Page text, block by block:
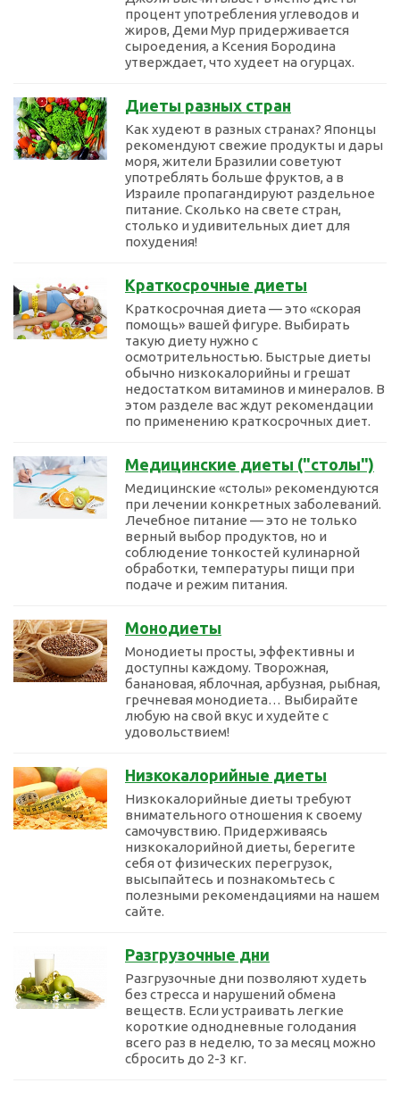
процент употребления углеводов и
жиров, Деми Мур придерживается
сыроедения, а Ксения Бородина
утверждает, что худеет на огурцах.
Диеты разных стран
Как худеют в разных странах? Японцы
рекомендуют свежие продукты и дары
моря, жители Бразилии советуют
употреблять больше фруктов, а в
Израиле пропагандируют раздельное
питание. Сколько на свете стран,
столько и удивительных диет для
похудения!
Краткосрочные диеты
Краткосрочная диета — это «скорая
помощь» вашей фигуре. Выбирать
такую диету нужно с
осмотрительностью. Быстрые диеты
обычно низкокалорийны и грешат
недостатком витаминов и минералов. В
этом разделе вас ждут рекомендации
по применению краткосрочных диет.
Медицинские диеты ("столы")
Медицинские «столы» рекомендуются
при лечении конкретных заболеваний.
Лечебное питание — это не только
верный выбор продуктов, но и
соблюдение тонкостей кулинарной
обработки, температуры пищи при
подаче и режим питания.
Монодиеты
Монодиеты просты, эффективны и
доступны каждому. Творожная,
банановая, яблочная, арбузная, рыбная,
гречневая монодиета… Выбирайте
любую на свой вкус и худейте с
удовольствием!
Низкокалорийные диеты
Низкокалорийные диеты требуют
внимательного отношения к своему
самочувствию. Придерживаясь
низкокалорийной диеты, берегите
себя от физических перегрузок,
высыпайтесь и познакомьтесь с
полезными рекомендациями на нашем
сайте.
Разгрузочные дни
Разгрузочные дни позволяют худеть
без стресса и нарушений обмена
веществ. Если устраивать легкие
короткие однодневные голодания
всего раз в неделю, то за месяц можно
сбросить до 2-3 кг.